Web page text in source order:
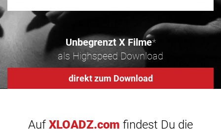
Unbegrenzt X Filme*
als Highspeed Download
direkt zum Download
Auf XLOADZ.com findest Du die